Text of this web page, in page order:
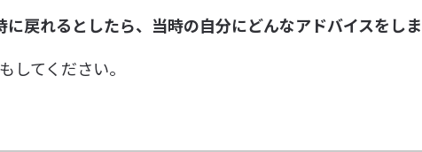
に戻れるとしたら、当時の自分にどんなアドバイスをし
してください。